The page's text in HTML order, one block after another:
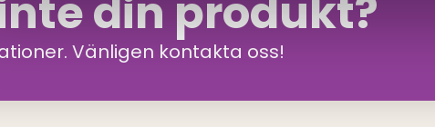
din produkt?
Vänligen kontakta oss!